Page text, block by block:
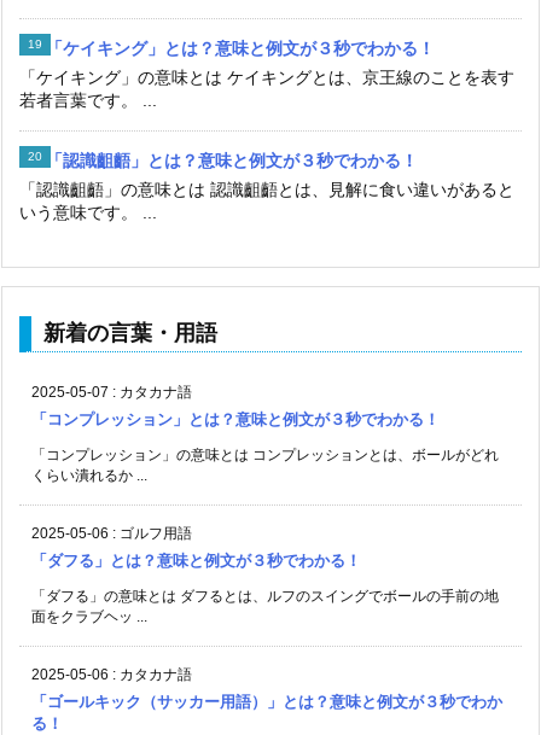
「ケイキング」とは？意味と例文が３秒でわかる！
「ケイキング」の意味とは ケイキングとは、京王線のことを表す
若者言葉です。 ...
「認識齟齬」とは？意味と例文が３秒でわかる！
「認識齟齬」の意味とは 認識齟齬とは、見解に食い違いがあると
いう意味です。 ...
新着の言葉・用語
2025-05-07 : カタカナ語
「コンプレッション」とは？意味と例文が３秒でわかる！
「コンプレッション」の意味とは コンプレッションとは、ボールがどれ
くらい潰れるか ...
2025-05-06 : ゴルフ用語
「ダフる」とは？意味と例文が３秒でわかる！
「ダフる」の意味とは ダフるとは、ルフのスイングでボールの手前の地
面をクラブヘッ ...
2025-05-06 : カタカナ語
「ゴールキック（サッカー用語）」とは？意味と例文が３秒でわか
る！